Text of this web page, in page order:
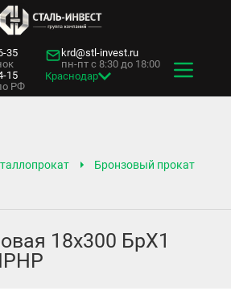
35
15
РФ
krd@stl-invest.ru
пн-пт с 8:30 до 18:00
Краснодар
Бронзовый прокат
18х300 БрХ1